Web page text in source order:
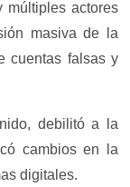
múltiples actores
masiva de la
cuentas falsas y
debilitó a la
cambios en la
digitales.